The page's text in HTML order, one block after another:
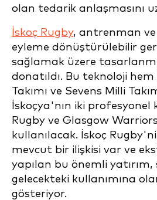
olan tedarik anlaşmasını
İskoç Rugby, antrenman
eyleme dönüştürülebilir
sağlamak üzere
donatıldı. Bu teknoloji hem
Takımı ve Sevens Milli
İskoçya'nın iki
Rugby ve Glasgow
kullanılacak. İskoç
mevcut bir ilişkisi var ve
yapılan bu önemli
gelecekteki kullanımına
gösteriyor.